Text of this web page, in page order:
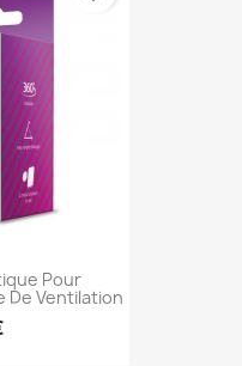
Pour
De Ventilation